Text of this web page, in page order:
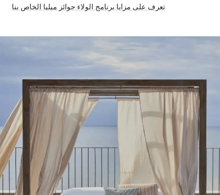
تعرف على مزايا برنامج الولاء جوائز ميليا الخاص بنا